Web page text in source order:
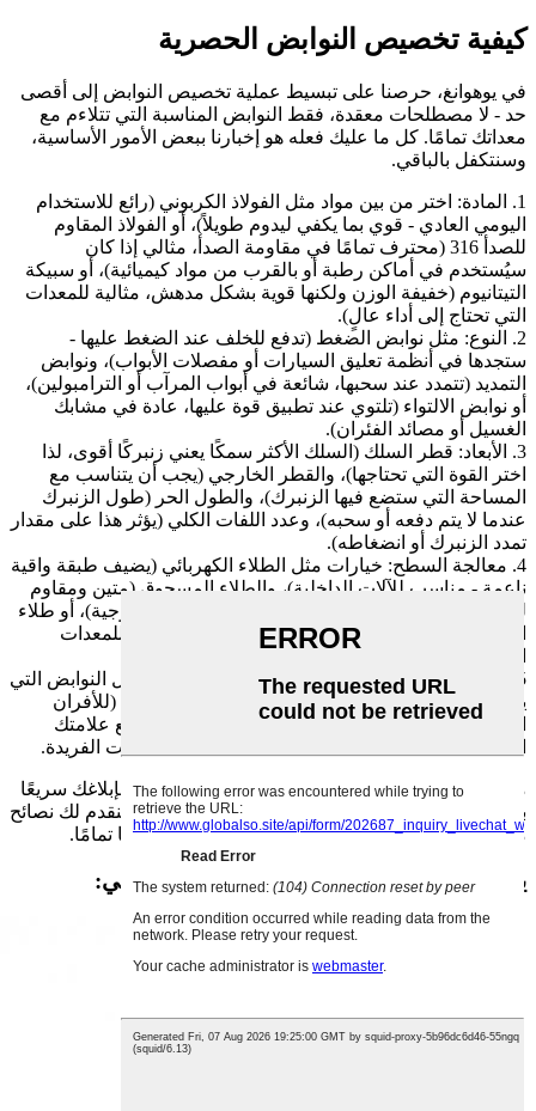
كيفية تخصيص النوابض الحصرية
في يوهوانغ، حرصنا على تبسيط عملية تخصيص النوابض إلى أقصى
حد - لا مصطلحات معقدة، فقط النوابض المناسبة التي تتلاءم مع
معداتك تمامًا. كل ما عليك فعله هو إخبارنا ببعض الأمور الأساسية،
وسنتكفل بالباقي.
1. المادة: اختر من بين مواد مثل الفولاذ الكربوني (رائع للاستخدام
اليومي العادي - قوي بما يكفي ليدوم طويلاً)، أو الفولاذ المقاوم
للصدأ 316 (محترف تمامًا في مقاومة الصدأ، مثالي إذا كان
سيُستخدم في أماكن رطبة أو بالقرب من مواد كيميائية)، أو سبيكة
التيتانيوم (خفيفة الوزن ولكنها قوية بشكل مدهش، مثالية للمعدات
التي تحتاج إلى أداء عالٍ).
2. النوع: مثل نوابض الضغط (تدفع للخلف عند الضغط عليها -
ستجدها في أنظمة تعليق السيارات أو مفصلات الأبواب)، ونوابض
التمديد (تتمدد عند سحبها، شائعة في أبواب المرآب أو الترامبولين)،
أو نوابض الالتواء (تلتوي عند تطبيق قوة عليها، عادة في مشابك
الغسيل أو مصائد الفئران).
3. الأبعاد: قطر السلك (السلك الأكثر سمكًا يعني زنبركًا أقوى، لذا
اختر القوة التي تحتاجها)، والقطر الخارجي (يجب أن يتناسب مع
المساحة التي ستضع فيها الزنبرك)، والطول الحر (طول الزنبرك
عندما لا يتم دفعه أو سحبه)، وعدد اللفات الكلي (يؤثر هذا على مقدار
تمدد الزنبرك أو انضغاطه).
4. معالجة السطح: خيارات مثل الطلاء الكهربائي (يضيف طبقة واقية
ناعمة - مناسب للآلات الداخلية)، والطلاء المسحوق (متين ومقاوم
للخدش، رائع للزنبركات المستخدمة في الأدوات الخارجية)، أو طلاء
النيكل (يعزز مقاومة الصدأ ويمنح مظهرًا أنيقًا ونظيفًا للمعدات
5. الاحتياجات الخاصة: أي طلبات غريبة أو محددة - مثل النوابض التي
يمكنها تحمل درجات حرارة شديدة السخونة أو البرودة (للأفران
الصناعية أو المجمدات)، أو ألوان مخصصة لتتناسب مع علامتك
التجارية، أو أشكال غير عادية تناسب تصميمات المعدات الفريدة.
ما عليك سوى تزويدنا بهذه التفاصيل، وسيقوم فريقنا بإبلاغك سريعًا
بإمكانية التنفيذ. وإذا كنت غير متأكد من أي شيء، فسنقدم لك نصائح
مفيدة أيضًا، وسنصنع لك النوابض بالطريقة التي تريدها تمامًا.
يشتري عملاؤنا أيضًا في كثير من الأحيان ما يلي: